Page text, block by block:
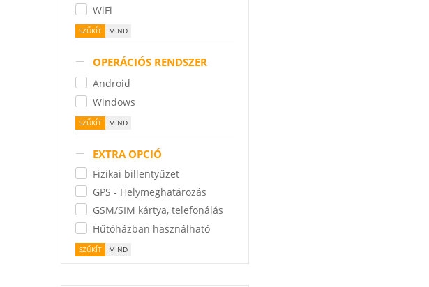
WiFi
OPERÁCIÓS RENDSZER
Android
Windows
EXTRA OPCIÓ
Fizikai billentyűzet
GPS - Helymeghatározás
GSM/SIM kártya, telefonálás
Hűtőházban használható